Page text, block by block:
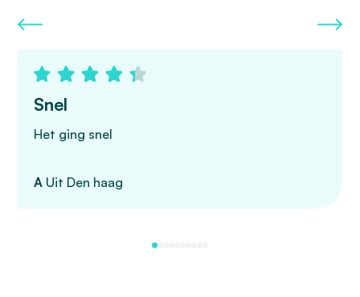
Snel
Het ging snel
A Uit Den haag